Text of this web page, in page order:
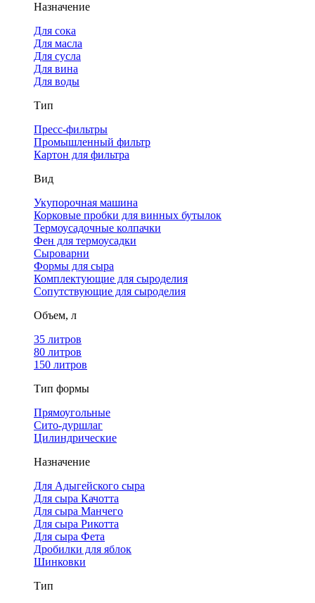
Назначение
Для сока
Для масла
Для сусла
Для вина
Для воды
Тип
Пресс-фильтры
Промышленный фильтр
Картон для фильтра
Вид
Укупорочная машина
Корковые пробки для винных бутылок
Термоусадочные колпачки
Фен для термоусадки
Сыроварни
Формы для сыра
Комплектующие для сыроделия
Сопутствующие для сыроделия
Объем, л
35 литров
80 литров
150 литров
Тип формы
Прямоугольные
Сито-дуршлаг
Цилиндрические
Назначение
Для Адыгейского сыра
Для сыра Качотта
Для сыра Манчего
Для сыра Рикотта
Для сыра Фета
Дробилки для яблок
Шинковки
Тип